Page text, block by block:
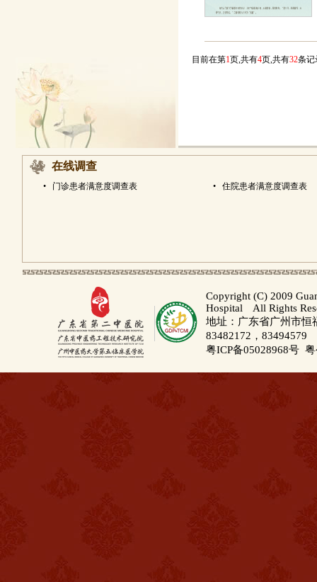
目前在第1页,共有4页,共有32条
在线调查
• 门诊患者满意度调查表 • 住院患者满意度调查表
Copyright (C) 2009
Hospital All Rights
地址：广东省广州市
83482172，83494579
粤ICP备05028968号